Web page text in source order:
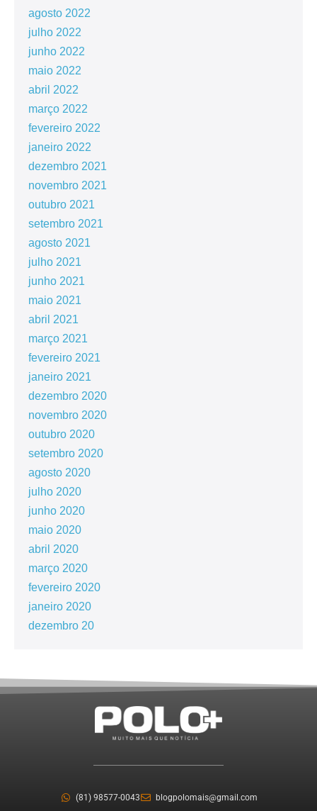
agosto 2022
julho 2022
junho 2022
maio 2022
abril 2022
março 2022
fevereiro 2022
janeiro 2022
dezembro 2021
novembro 2021
outubro 2021
setembro 2021
agosto 2021
julho 2021
junho 2021
maio 2021
abril 2021
março 2021
fevereiro 2021
janeiro 2021
dezembro 2020
novembro 2020
outubro 2020
setembro 2020
agosto 2020
julho 2020
junho 2020
maio 2020
abril 2020
março 2020
fevereiro 2020
janeiro 2020
dezembro 20
(81) 98577-0043 blogpolomais@gmail.com